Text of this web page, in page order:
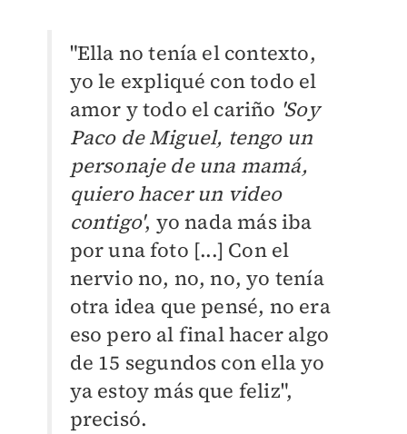
"Ella no tenía el contexto,
yo le expliqué con todo el
amor y todo el cariño 'Soy
Paco de Miguel, tengo un
personaje de una mamá,
quiero hacer un video
contigo', yo nada más iba
por una foto [...] Con el
nervio no, no, no, yo tenía
otra idea que pensé, no era
eso pero al final hacer algo
de 15 segundos con ella yo
ya estoy más que feliz",
precisó.